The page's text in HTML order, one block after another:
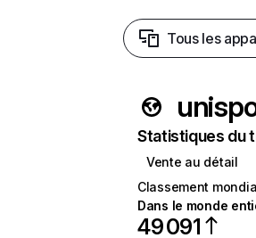
Tous les
Statistiques du
Vente au détail
Classement
Dans le monde
49 091